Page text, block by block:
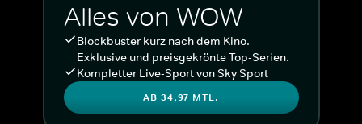
Alles von WOW
Blockbuster kurz nach dem Kino.
Exklusive und preisgekrönte Top-Serien.
Kompletter Live-Sport von Sky Sport
AB 34,97 MTL.